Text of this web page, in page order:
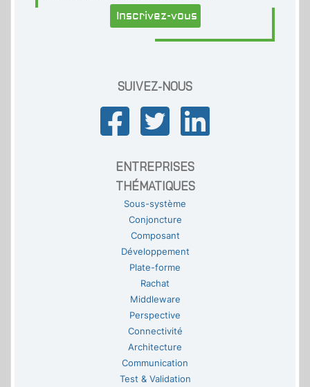
Inscrivez-vous
SUIVEZ-NOUS
ENTREPRISES
THÉMATIQUES
Sous-système
Conjoncture
Composant
Développement
Plate-forme
Rachat
Middleware
Perspective
Connectivité
Architecture
Communication
Test & Validation